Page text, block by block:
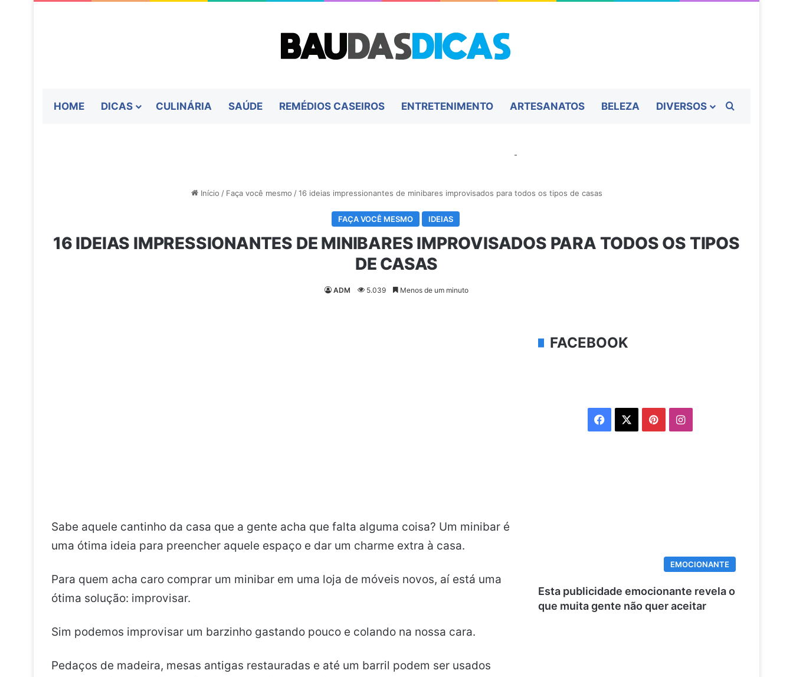
HOME DICAS CULINÁRIA SAÚDE REMÉDIOS CASEIROS ENTRETENIMENTO ARTESANATOS BELEZA DIVERSOS
-
Início / Faça você mesmo / 16 ideias impressionantes de minibares improvisados ​​para todos os tipos de casas
FAÇA VOCÊ MESMO IDEIAS
16 IDEIAS IMPRESSIONANTES DE MINIBARES IMPROVISADOS ​​PARA TODOS OS TIPOS
DE CASAS
ADM 5.039 Menos de um minuto
Sabe aquele cantinho da casa que a gente acha que falta alguma coisa? Um minibar é
uma ótima ideia para preencher aquele espaço e dar um charme extra à casa.
Para quem acha caro comprar um minibar em uma loja de móveis novos, aí está uma
ótima solução: improvisar.
Sim podemos improvisar um barzinho gastando pouco e colando na nossa cara.
Pedaços de madeira, mesas antigas restauradas e até um barril podem ser usados ​​
FACEBOOK
Facebook PinterestInstagram
EMOCIONANTE
Esta publicidade emocionante revela o
que muita gente não quer aceitar